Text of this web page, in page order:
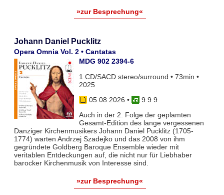
»zur Besprechung«
Johann Daniel Pucklitz
Opera Omnia Vol. 2 • Cantatas
MDG 902 2394-6
1 CD/SACD stereo/surround • 73min •
2025
05.08.2026 •
9 9 9
Auch in der 2. Folge der geplamten
Gesamt-Edition des lange vergessenen
Danziger Kirchenmusikers Johann Daniel Pucklitz (1705-
1774) warten Andrzej Szadejko und das 2008 von ihm
gegründete Goldberg Baroque Ensemble wieder mit
veritablen Entdeckungen auf, die nicht nur für Liebhaber
barocker Kirchenmusik von Interesse sind.
»zur Besprechung«